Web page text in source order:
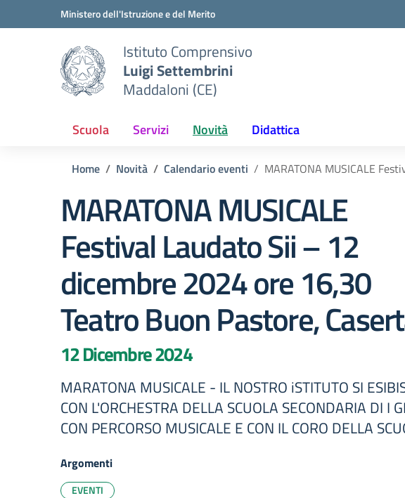
Vai ai contenuti
Vai al menu di navigazioneMinistero dell'Istruzione e del Merito
Istituto Comprensivo
Luigi Settembrini
Maddaloni (CE)
Scuola Servizi Novità Didattica
Home Novità Calendario eventi MARATONA MUSICALE
MARATONA MUSICALE
Festival Laudato Sii – 12
dicembre 2024 ore 16,30
Teatro Buon Pastore,
12 Dicembre 2024
MARATONA MUSICALE - IL NOSTRO iSTITUTO SI
CON L'ORCHESTRA DELLA SCUOLA SECONDARIA DI I
CON PERCORSO MUSICALE E CON IL CORO DELLA
Argomenti
EVENTI